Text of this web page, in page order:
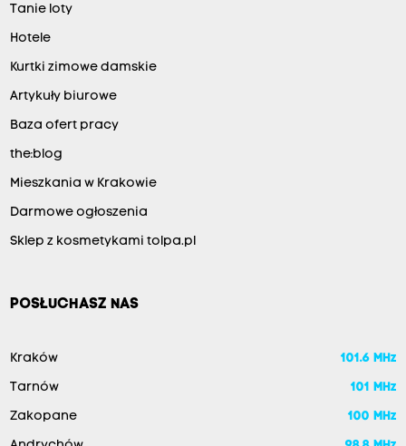
Tanie loty
Hotele
Kurtki zimowe damskie
Artykuły biurowe
Baza ofert pracy
the:blog
Mieszkania w Krakowie
Darmowe ogłoszenia
Sklep z kosmetykami tolpa.pl
POSŁUCHASZ NAS
Kraków 101.6 MHz
Tarnów 101 MHz
Zakopane 100 MHz